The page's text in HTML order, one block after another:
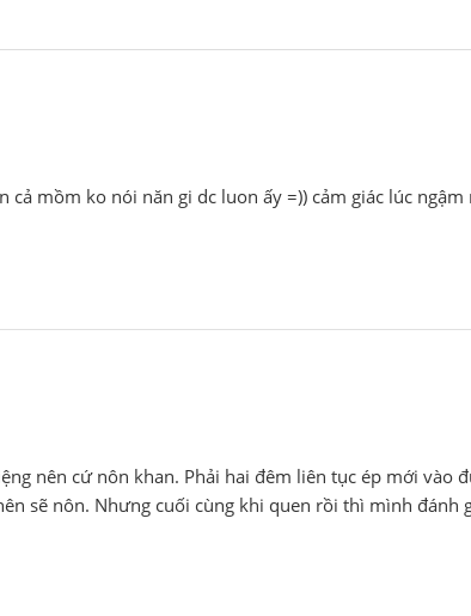
mồm ko nói năn gi dc luon ấy =)) cảm giác lúc
nên cứ nôn khan. Phải hai đêm liên tục ép mới vào
sẽ nôn. Nhưng cuối cùng khi quen rồi thì mình đánh